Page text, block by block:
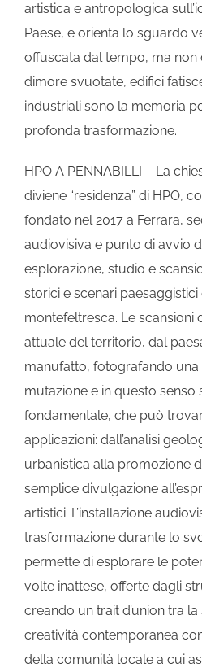
artistica e antropologica
Paese, e orienta lo sguardo
offuscata dal tempo, ma
dimore svuotate, edifici
industriali sono la memoria
profonda trasformazione.
HPO A PENNABILLI – La
diviene “residenza” di HPO,
fondato nel 2017 a Ferrara,
audiovisiva e punto di avvio
esplorazione, studio e
storici e scenari
montefeltresca. Le scansioni
attuale del territorio, dal
manufatto, fotografando una
mutazione e in questo
fondamentale, che può
applicazioni: dall’analisi
urbanistica alla promozione
semplice divulgazione
artistici. L’installazione
trasformazione durante lo
permette di esplorare le
volte inattese, offerte dagli
creando un trait d’union tra
creatività contemporanea
della comunità locale a cui